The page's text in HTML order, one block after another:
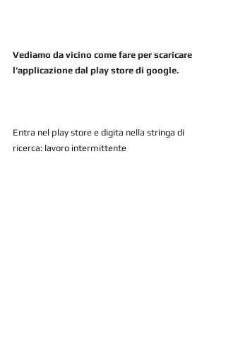
Vediamo da vicino come fare per scaricare
l’applicazione dal play store di google.
Entra nel play store e digita nella stringa di
ricerca: lavoro intermittente